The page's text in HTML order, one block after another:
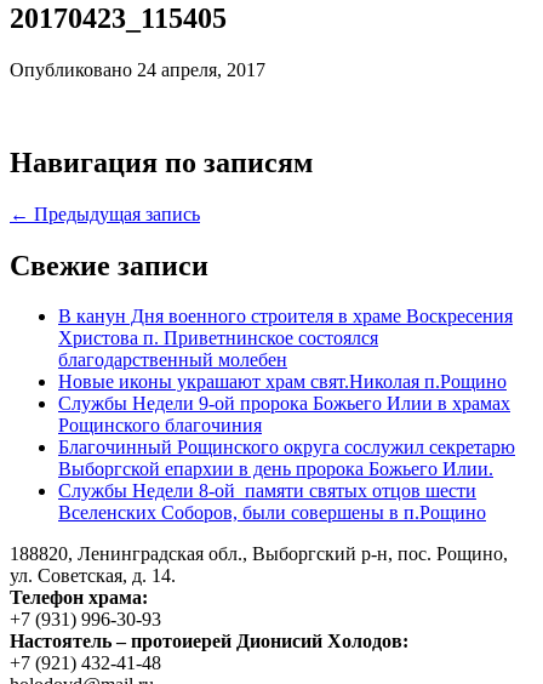
20170423_115405
Опубликовано 24 апреля, 2017
Навигация по записям
← Предыдущая запись
Свежие записи
В канун Дня военного строителя в храме Воскресения
Христова п. Приветнинское состоялся
благодарственный молебен
Новые иконы украшают храм свят.Николая п.Рощино
Службы Недели 9-ой пророка Божьего Илии в храмах
Рощинского благочиния
Благочинный Рощинского округа сослужил секретарю
Выборгской епархии в день пророка Божьего Илии.
Службы Недели 8-ой памяти святых отцов шести
Вселенских Соборов, были совершены в п.Рощино
188820, Ленинградская обл., Выборгский р-н, пос. Рощино,
ул. Советская, д. 14.
Телефон храма:
+7 (931) 996-30-93
Настоятель – протоиерей Дионисий Холодов:
+7 (921) 432-41-48